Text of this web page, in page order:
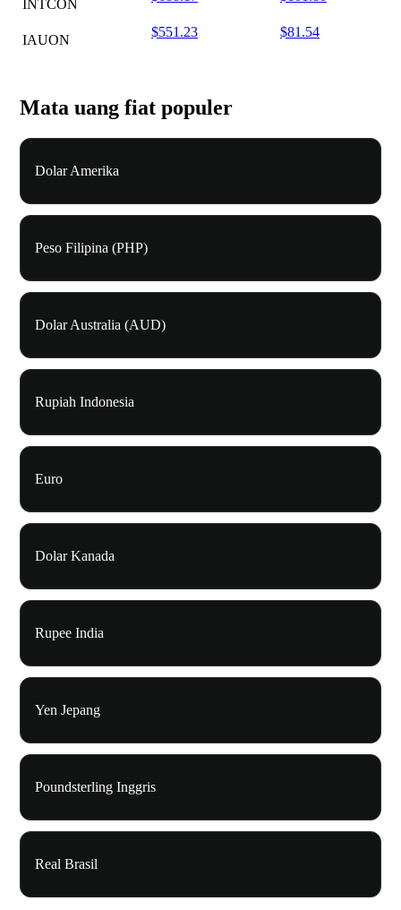
INTCON
IAUON
$551.23 $81.54
Mata uang fiat populer
Dolar Amerika
Peso Filipina (PHP)
Dolar Australia (AUD)
Rupiah Indonesia
Euro
Dolar Kanada
Rupee India
Yen Jepang
Poundsterling Inggris
Real Brasil